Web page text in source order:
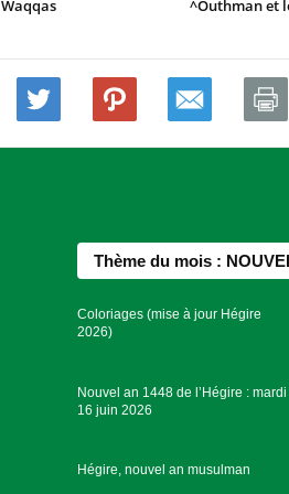
^Outhman et
Thème du mois :
Coloriages (mise à jour Hégire
2026)
Nouvel an 1448 de l’Hégire : mardi
16 juin 2026
Hégire, nouvel an musulman